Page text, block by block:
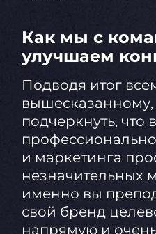
Как мы с
улучшаем
Подводя итог
вышесказанному,
подчеркнуть, что
и маркетинга
незначительных
именно вы
свой бренд
напрямую и